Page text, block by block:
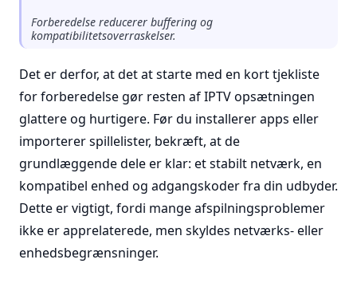
Forberedelse reducerer buffering og
kompatibilitetsoverraskelser.
Det er derfor, at det at starte med en kort tjekliste
for forberedelse gør resten af IPTV opsætningen
glattere og hurtigere. Før du installerer apps eller
importerer spillelister, bekræft, at de
grundlæggende dele er klar: et stabilt netværk, en
kompatibel enhed og adgangskoder fra din udbyder.
Dette er vigtigt, fordi mange afspilningsproblemer
ikke er apprelaterede, men skyldes netværks- eller
enhedsbegrænsninger.